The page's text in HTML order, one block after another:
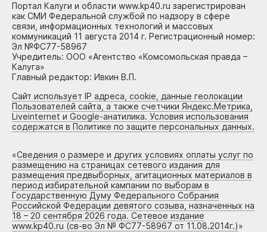
Портал Калуги и области www.kp40.ru зарегистрирован
как СМИ Федеральной службой по надзору в сфере
связи, информационных технологий и массовых
коммуникаций 11 августа 2014 г. Регистрационный номер:
Эл №ФС77-58967
Учредитель: ООО «Агентство «Комсомольская правда –
Калуга»
Главный редактор: Ивкин В.П.
Сайт использует IP адреса, cookie, данные геолокации
Пользователей сайта, а также счетчики Яндекс.Метрика,
Liveinternet и Google-анатилика. Условия использования
содержатся в Политике по защите персональных данных.
«Сведения о размере и других условиях оплаты услуг по
размещению на страницах сетевого издания для
размещения предвыборных, агитационных материалов в
период избирательной кампании по выборам в
Государственную Думу Федерального Собрания
Российской Федерации девятого созыва, назначенных на
18 – 20 сентября 2026 года. Сетевое издание
www.kp40.ru (св-во Эл № ФС77-58967 от 11.08.2014г.)»